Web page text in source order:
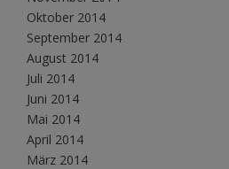
Oktober 2014
September 2014
August 2014
Juli 2014
Juni 2014
Mai 2014
April 2014
März 2014